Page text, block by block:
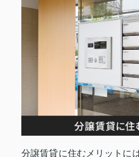
分譲賃貸に住むメリットに